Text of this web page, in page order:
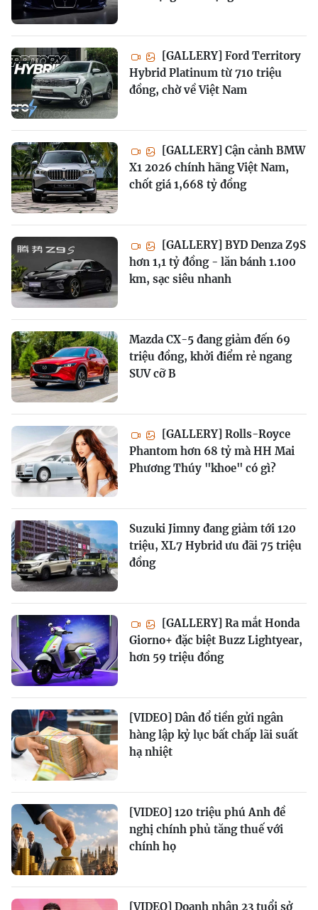
[GALLERY] Ford Territory
Hybrid Platinum từ 710 triệu
đồng, chờ về Việt Nam
[GALLERY] Cận cảnh BMW
X1 2026 chính hãng Việt Nam,
chốt giá 1,668 tỷ đồng
[GALLERY] BYD Denza Z9S
hơn 1,1 tỷ đồng - lăn bánh 1.100
km, sạc siêu nhanh
Mazda CX-5 đang giảm đến 69
triệu đồng, khởi điểm rẻ ngang
SUV cỡ B
[GALLERY] Rolls-Royce
Phantom hơn 68 tỷ mà HH Mai
Phương Thúy "khoe" có gì?
Suzuki Jimny đang giảm tới 120
triệu, XL7 Hybrid ưu đãi 75 triệu
đồng
[GALLERY] Ra mắt Honda
Giorno+ đặc biệt Buzz Lightyear,
hơn 59 triệu đồng
[VIDEO] Dân đổ tiền gửi ngân
hàng lập kỷ lục bất chấp lãi suất
hạ nhiệt
[VIDEO] 120 triệu phú Anh đề
nghị chính phủ tăng thuế với
chính họ
[VIDEO] Doanh nhân 23 tuổi sở